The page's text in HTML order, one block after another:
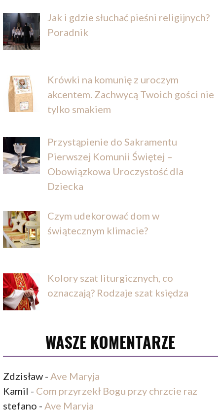
Jak i gdzie słuchać pieśni religijnych?
Poradnik
Krówki na komunię z uroczym
akcentem. Zachwycą Twoich gości nie
tylko smakiem
Przystąpienie do Sakramentu
Pierwszej Komunii Świętej –
Obowiązkowa Uroczystość dla
Dziecka
Czym udekorować dom w
świątecznym klimacie?
Kolory szat liturgicznych, co
oznaczają? Rodzaje szat księdza
WASZE KOMENTARZE
Zdzisław -Ave Maryja
Kamil - Com przyrzekł Bogu przy chrzcie raz
stefano -Ave Maryja